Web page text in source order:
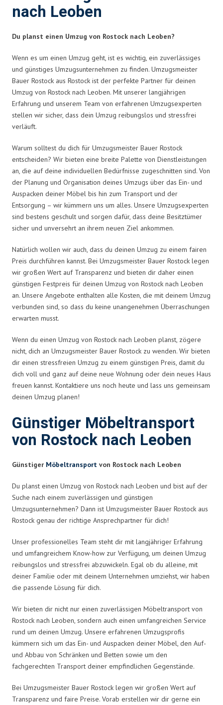
nach Leoben
Du planst einen Umzug von Rostock nach Leoben?
Wenn es um einen Umzug geht, ist es wichtig, ein zuverlässiges
und günstiges Umzugsunternehmen zu finden. Umzugsmeister
Bauer Rostock aus Rostock ist der perfekte Partner für deinen
Umzug von Rostock nach Leoben. Mit unserer langjährigen
Erfahrung und unserem Team von erfahrenen Umzugsexperten
stellen wir sicher, dass dein Umzug reibungslos und stressfrei
verläuft.
Warum solltest du dich für Umzugsmeister Bauer Rostock
entscheiden? Wir bieten eine breite Palette von Dienstleistungen
an, die auf deine individuellen Bedürfnisse zugeschnitten sind. Von
der Planung und Organisation deines Umzugs über das Ein- und
Auspacken deiner Möbel bis hin zum Transport und der
Entsorgung – wir kümmern uns um alles. Unsere Umzugsexperten
sind bestens geschult und sorgen dafür, dass deine Besitztümer
sicher und unversehrt an ihrem neuen Ziel ankommen.
Natürlich wollen wir auch, dass du deinen Umzug zu einem fairen
Preis durchführen kannst. Bei Umzugsmeister Bauer Rostock legen
wir großen Wert auf Transparenz und bieten dir daher einen
günstigen Festpreis für deinen Umzug von Rostock nach Leoben
an. Unsere Angebote enthalten alle Kosten, die mit deinem Umzug
verbunden sind, so dass du keine unangenehmen Überraschungen
erwarten musst.
Wenn du einen Umzug von Rostock nach Leoben planst, zögere
nicht, dich an Umzugsmeister Bauer Rostock zu wenden. Wir bieten
dir einen stressfreien Umzug zu einem günstigen Preis, damit du
dich voll und ganz auf deine neue Wohnung oder dein neues Haus
freuen kannst. Kontaktiere uns noch heute und lass uns gemeinsam
deinen Umzug planen!
Günstiger Möbeltransport
von Rostock nach Leoben
Günstiger Möbeltransport von Rostock nach Leoben
Du planst einen Umzug von Rostock nach Leoben und bist auf der
Suche nach einem zuverlässigen und günstigen
Umzugsunternehmen? Dann ist Umzugsmeister Bauer Rostock aus
Rostock genau der richtige Ansprechpartner für dich!
Unser professionelles Team steht dir mit langjähriger Erfahrung
und umfangreichem Know-how zur Verfügung, um deinen Umzug
reibungslos und stressfrei abzuwickeln. Egal ob du alleine, mit
deiner Familie oder mit deinem Unternehmen umziehst, wir haben
die passende Lösung für dich.
Wir bieten dir nicht nur einen zuverlässigen Möbeltransport von
Rostock nach Leoben, sondern auch einen umfangreichen Service
rund um deinen Umzug. Unsere erfahrenen Umzugsprofis
kümmern sich um das Ein- und Auspacken deiner Möbel, den Auf-
und Abbau von Schränken und Betten sowie um den
fachgerechten Transport deiner empfindlichen Gegenstände.
Bei Umzugsmeister Bauer Rostock legen wir großen Wert auf
Transparenz und faire Preise. Vorab erstellen wir dir gerne ein